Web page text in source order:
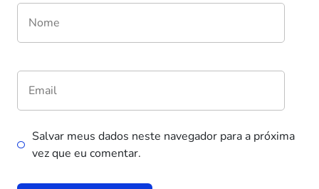
Salvar meus dados neste navegador para a próxima
vez que eu comentar.